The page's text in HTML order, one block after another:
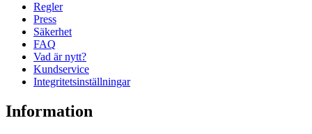
Regler
Press
Säkerhet
FAQ
Vad är nytt?
Kundservice
Integritetsinställningar
Information